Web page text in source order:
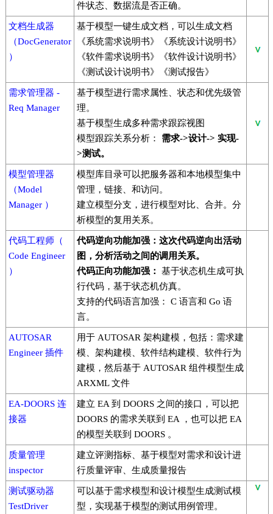
件状态、数据流是否正确。
文档生成器
（DocGenerator
）
基于模型一键生成文档，可以生成文档
《系统需求说明书》《系统设计说明书》
《软件需求说明书》《软件设计说明书》
《测试设计说明书》《测试报告》
需求管理器 -
Req Manager
基于模型进行需求属性、状态和优先级管
理。
基于模型生成多种需求跟踪视图
模型跟踪关系分析： 需求->设计-> 实现-
>测试。
模型管理器
（Model
Manager ）
模型库目录可以把服务器和本地模型集中
管理，链接、和访问。
建立模型分支，进行模型对比、合并。分
析模型的复用关系。
代码工程师（
Code Engineer
）
代码逆向功能加强：这次代码逆向出活动
图，分析活动之间的调用关系。
代码正向功能加强： 基于状态机生成可执
行代码，基于状态机仿真。
支持的代码语言加强： C 语言和 Go 语
言。
AUTOSAR
Engineer 插件
用于 AUTOSAR 架构建模，包括：需求建
模、架构建模、软件结构建模、软件行为
建模，然后基于 AUTOSAR 组件模型生成
ARXML 文件
EA-DOORS 连
接器
建立 EA 到 DOORS 之间的接口，可以把
DOORS 的需求关联到 EA ，也可以把 EA
的模型关联到 DOORS 。
质量管理
inspector
建立评测指标、基于模型对需求和设计进
行质量评审、生成质量报告
测试驱动器
TestDriver
可以基于需求模型和设计模型生成测试模
型，实现基于模型的测试用例管理。